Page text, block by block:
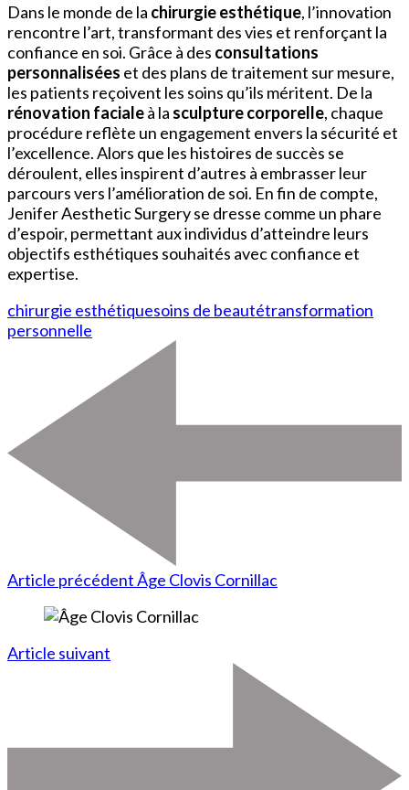
Dans le monde de la chirurgie esthétique, l’innovation
rencontre l’art, transformant des vies et renforçant la
confiance en soi. Grâce à des consultations
personnalisées et des plans de traitement sur mesure,
les patients reçoivent les soins qu’ils méritent. De la
rénovation facialeà la sculpture corporelle, chaque
procédure reflète un engagement envers la sécurité et
l’excellence. Alors que les histoires de succès se
déroulent, elles inspirent d’autres à embrasser leur
parcours vers l’amélioration de soi. En fin de compte,
Jenifer Aesthetic Surgery se dresse comme un phare
d’espoir, permettant aux individus d’atteindre leurs
objectifs esthétiques souhaités avec confiance et
expertise.
chirurgie esthétiquesoins de beautétransformation
personnelle
Article précédentÂge Clovis Cornillac
Article suivant